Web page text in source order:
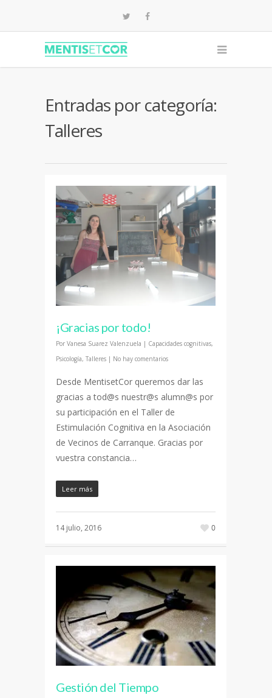
Entradas por categoría:
Talleres
¡Gracias por todo!
Por Vanesa Suarez Valenzuela | Capacidades cognitivas,
Psicología, Talleres | No hay comentarios
Desde MentisetCor queremos dar las
gracias a tod@s nuestr@s alumn@s por
su participación en el Taller de
Estimulación Cognitiva en la Asociación
de Vecinos de Carranque. Gracias por
vuestra constancia…
Leer más
14 julio, 2016 0
Gestión del Tiempo